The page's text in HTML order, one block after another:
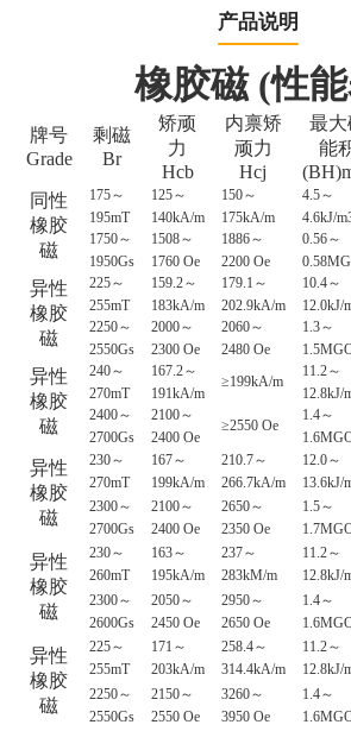
产品说明
橡胶磁(性
牌号
Grade
剩磁
Br
矫顽
力
Hcb
内禀矫
顽力
Hcj
最大
能
同性
橡胶
磁
175～
195mT
125～
140kA/m
150～
175kA/m
4.5～
4.6kJ/
1750～
1950Gs
1508～
1760 Oe
1886～
2200 Oe
0.56～
异性
橡胶
磁
225～
255mT
159.2～
183kA/m
179.1 ～
202.9kA/m
10.4～
12.0kJ/
2250～
2550Gs
2000～
2300 Oe
2060～
2480 Oe
1.3～
异性
橡胶
磁
240～
270mT
167.2～
191kA/m
≥199kA/m
11.2～
12.8kJ/
2400～
2700Gs
2100～
2400 Oe
≥2550 Oe
1.4～
异性
橡胶
磁
230～
270mT
167～
199kA/m
210.7～
266.7kA/m
12.0～
13.6kJ/
2300～
2700Gs
2100～
2400 Oe
2650～
2350 Oe
1.5～
异性
橡胶
磁
230～
260mT
163～
195kA/m
237～
283kM/m
11.2～
12.8kJ/
2300～
2600Gs
2050～
2450 Oe
2950～
2650 Oe
1.4～
异性
橡胶
磁
225～
255mT
171 ～
203kA/m
258.4～
314.4kA/m
11.2～
12.8kJ/
2250～
2550Gs
2150～
2550 Oe
3260～
3950 Oe
1.4～